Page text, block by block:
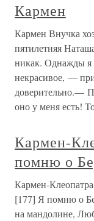
Кармен
Кармен Внучка
пятилетняя
никак. Однажды я
некрасивое, —
доверительно.—
оно у меня есть!
Кармен-
помню о
Кармен-
[177] Я помню о
на мандолине,